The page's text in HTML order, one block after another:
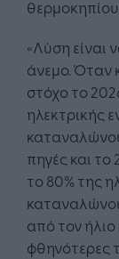
«Λύση είναι
άνεμο. Όταν
στόχο το
ηλεκτρικής
πηγές και
το 80% της
από τον ήλιο
φθηνότερες